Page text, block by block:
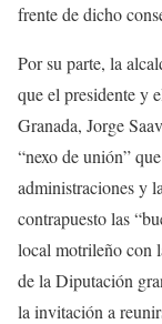
frente de dicho
Por su parte, la
que el presidente y
Granada, Jorge
“nexo de unión”
administraciones y
contrapuesto las
local motrileño con
de la Diputación
la invitación a